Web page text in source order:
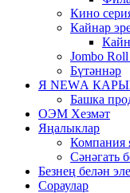
Кино
Кайнар
Jombo
Бүтәннәр
Я NEWА
Башка
ОЭМ Хезмәт
Яңалыклар
Компания
Сәнәгать
Безнең белән
Сораулар